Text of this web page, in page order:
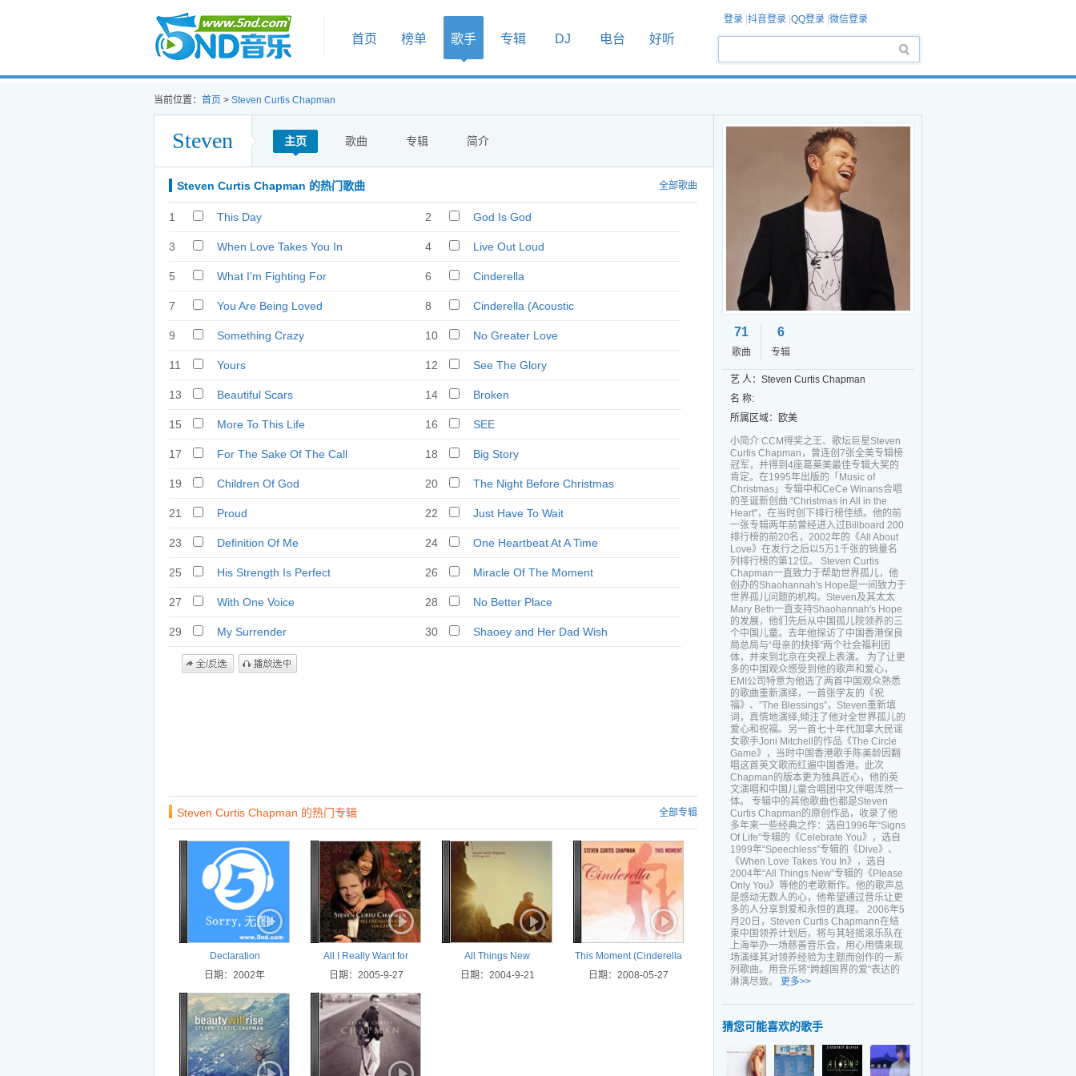
首页
首页 榜单 歌手 专辑 DJ 电台 好听
登录 抖音登录 QQ登录 微信登录
当前位置： 首页 > Steven Curtis Chapman
Steven
Curtis
Chapman
主页 歌曲 专辑 简介
Steven Curtis Chapman 的热门歌曲 全部歌曲
1 This Day 2 God Is God
3 When Love Takes You In 4 Live Out Loud
5 What I'm Fighting For 6 Cinderella
7 You Are Being Loved 8
Cinderella (Acoustic
9
Something Crazy 10 No Greater Love
11 Yours 12 See The Glory
13 Beautiful Scars 14 Broken
15 More To This Life 16 SEE
17 For The Sake Of The Call 18 Big Story
19 Children Of God 20 The Night Before Christmas
21 Proud 22 Just Have To Wait
23 Definition Of Me 24 One Heartbeat At A Time
25 His Strength Is Perfect 26 Miracle Of The Moment
27 With One Voice 28 No Better Place
29 My Surrender 30
Shaoey and Her Dad Wish
Steven Curtis Chapman 的热门专辑 全部专辑
Declaration
日期：2002年
All I Really Want for
Christmas
日期：2005-9-27
All Things New
日期：2004-9-21
This Moment (Cinderella
Edition)
日期：2008-05-27
71
歌曲
6
专辑
艺 人：Steven Curtis Chapman
名 称:
所属区域：欧美
小简介 CCM得奖之王、歌坛巨星Steven
Curtis Chapman，曾连创7张全美专辑榜
冠军，并得到4座葛莱美最佳专辑大奖的
肯定。在1995年出版的「Music of
Christmas」专辑中和CeCe Winans合唱
的圣诞新创曲 "Christmas in All in the
Heart"，在当时创下排行榜佳绩。他的前
一张专辑两年前曾经进入过Billboard 200
排行榜的前20名，2002年的《All About
Love》在发行之后以5万1千张的销量名
列排行榜的第12位。 Steven Curtis
Chapman一直致力于帮助世界孤儿，他
创办的Shaohannah's Hope是一间致力于
世界孤儿问题的机构。Steven及其太太
Mary Beth一直支持Shaohannah's Hope
的发展，他们先后从中国孤儿院领养的三
个中国儿童。去年他探访了中国香港保良
局总局与“母亲的抉择”两个社会福利团
体，并来到北京在央视上表演。 为了让更
多的中国观众感受到他的歌声和爱心，
EMI公司特意为他选了两首中国观众熟悉
的歌曲重新演绎，一首张学友的《祝
福》、”The Blessings”，Steven重新填
词，真情地演绎,倾注了他对全世界孤儿的
爱心和祝福。另一首七十年代加拿大民谣
女歌手Joni Mitchell的作品《The Circle
Game》，当时中国香港歌手陈美龄因翻
唱这首英文歌而红遍中国香港。此次
Chapman的版本更为独具匠心，他的英
文演唱和中国儿童合唱团中文伴唱浑然一
体。 专辑中的其他歌曲也都是Steven
Curtis Chapman的原创作品，收录了他
多年来一些经典之作：选自1996年“Signs
Of Life”专辑的《Celebrate You》，选自
1999年“Speechless”专辑的《Dive》、
《When Love Takes You In》，选自
2004年“All Things New”专辑的《Please
Only You》等他的老歌新作。他的歌声总
是感动无数人的心，他希望通过音乐让更
多的人分享到爱和永恒的真理。 2006年5
月20日，Steven Curtis Chapmann在结
束中国领养计划后，将与其轻摇滚乐队在
上海举办一场慈善音乐会，用心用情来现
场演绎其对领养经验为主题而创作的一系
列歌曲。用音乐将“跨越国界的爱”表达的
淋漓尽致。 更多>>
猜您可能喜欢的歌手